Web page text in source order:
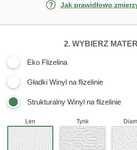
Jak prawidłowo
2. WYBIERZ
Eko Flizelina
Gładki Winyl na flizelinie
Strukturalny Winyl na flizelinie
Len Tynk